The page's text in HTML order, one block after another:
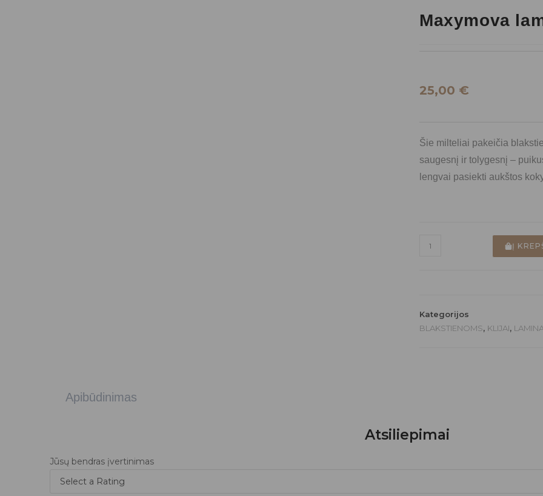
Maxymova
25,00 €
Šie milteliai pakeičia
saugesnį ir tolygesnį –
lengvai pasiekti aukštos
Į
Kategorijos
BLAKSTIENOMS, KLIJAI,
Apibūdinimas
Atsiliepimai
Jūsų bendras įvertinimas